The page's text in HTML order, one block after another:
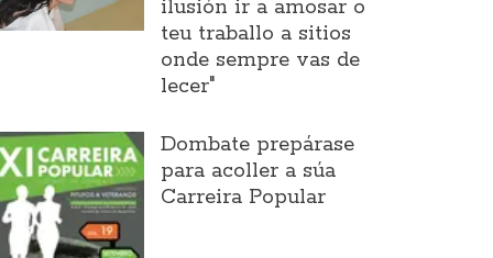
ilusión ir a amosar o
teu traballo a sitios
onde sempre vas de
lecer"
Dombate prepárase
para acoller a súa
Carreira Popular